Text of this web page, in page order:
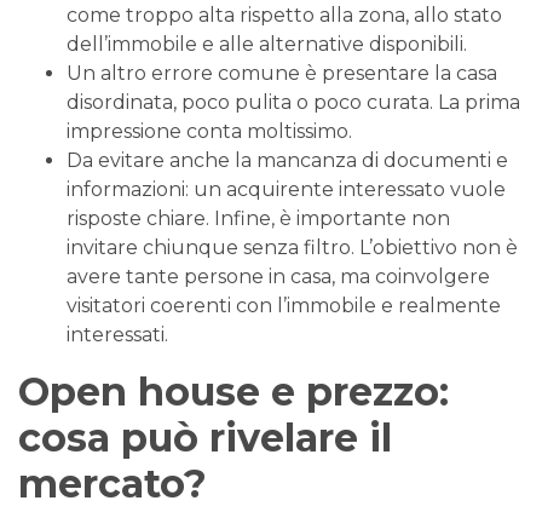
come troppo alta rispetto alla zona, allo stato
dell’immobile e alle alternative disponibili.
Un altro errore comune è presentare la casa
disordinata, poco pulita o poco curata. La prima
impressione conta moltissimo.
Da evitare anche la mancanza di documenti e
informazioni: un acquirente interessato vuole
risposte chiare. Infine, è importante non
invitare chiunque senza filtro. L’obiettivo non è
avere tante persone in casa, ma coinvolgere
visitatori coerenti con l’immobile e realmente
interessati.
Open house e prezzo:
cosa può rivelare il
mercato?